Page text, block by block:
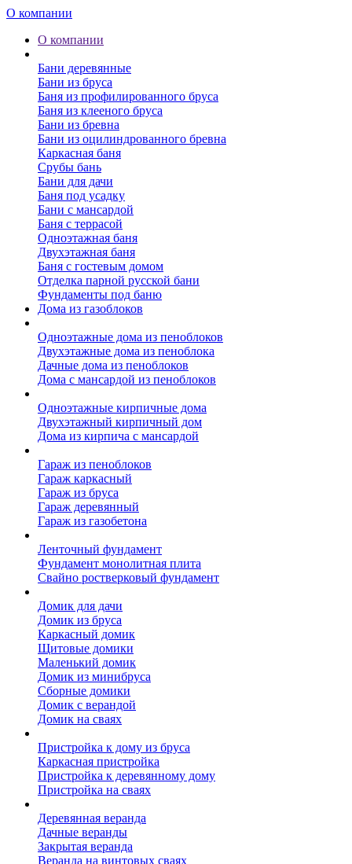
О компании
О компании
Бани деревянные
Бани из бруса
Баня из профилированного бруса
Баня из клееного бруса
Бани из бревна
Бани из оцилиндрованного бревна
Каркасная баня
Срубы бань
Бани для дачи
Баня под усадку
Бани с мансардой
Баня с террасой
Одноэтажная баня
Двухэтажная баня
Баня с гостевым домом
Отделка парной русской бани
Фундаменты под баню
Дома из газоблоков
Одноэтажные дома из пеноблоков
Двухэтажные дома из пеноблока
Дачные дома из пеноблоков
Дома с мансардой из пеноблоков
Одноэтажные кирпичные дома
Двухэтажный кирпичный дом
Дома из кирпича с мансардой
Гараж из пеноблоков
Гараж каркасный
Гараж из бруса
Гараж деревянный
Гараж из газобетона
Ленточный фундамент
Фундамент монолитная плита
Свайно ростверковый фундамент
Домик для дачи
Домик из бруса
Каркасный домик
Щитовые домики
Маленький домик
Домик из минибруса
Сборные домики
Домик с верандой
Домик на сваях
Пристройка к дому из бруса
Каркасная пристройка
Пристройка к деревянному дому
Пристройка на сваях
Деревянная веранда
Дачные веранды
Закрытая веранда
Веранда на винтовых сваях